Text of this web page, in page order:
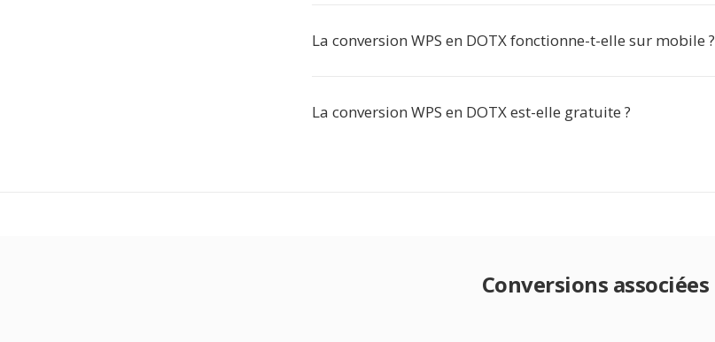
La conversion WPS en DOTX fonctionne-t-elle sur mobile ?
La conversion WPS en DOTX est-elle gratuite ?
Conversions associées